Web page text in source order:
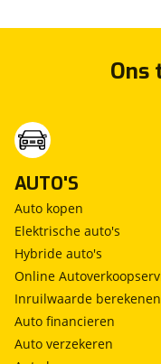
Ons
AUTO'S
Auto kopen
Elektrische auto's
Hybride auto's
Online
Inruilwaarde berekenen
Auto financieren
Auto verzekeren